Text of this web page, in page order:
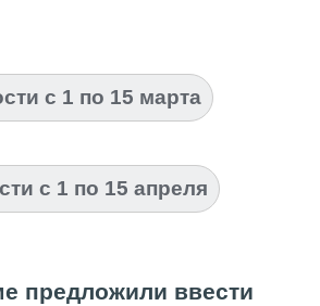
с 1 по 15 марта
с 1 по 15 апреля
предложили ввести